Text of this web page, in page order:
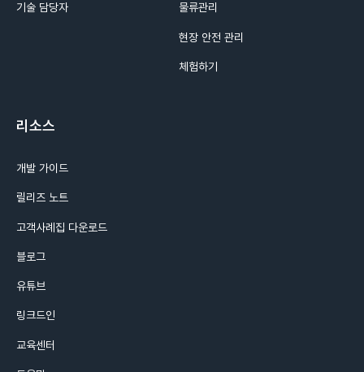
기술 담당자 물류관리
현장 안전 관리
체험하기
리소스
개발 가이드
릴리즈 노트
고객사례집 다운로드
블로그
유튜브
링크드인
교육센터